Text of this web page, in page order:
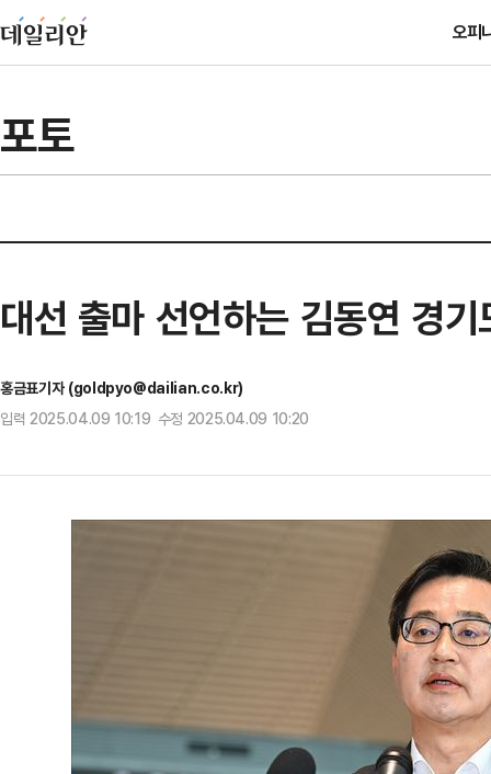
오피
포토
대선 출마 선언하는 김동연 경기
홍금표기자 (goldpyo@dailian.co.kr)
입력 2025.04.09 10:19 수정 2025.04.09 10:20